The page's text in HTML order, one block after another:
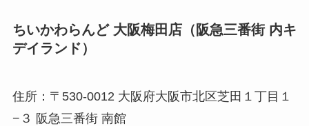
ちいかわらんど 大阪梅田店（阪急三番街 内キ
デイランド）
住所：〒530-0012 大阪府大阪市北区芝田１丁目１
−３ 阪急三番街 南館